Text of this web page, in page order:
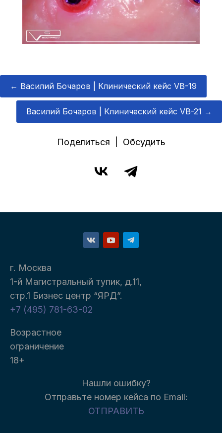
← Василий Бочаров | Клинический кейс VB-19
Василий Бочаров | Клинический кейс VB-21 →
Поделиться | Обсудить
г. Москва
1-й Магистральный тупик, д.11,
стр.1 Бизнес центр “ЯРД”.
+7 (495) 781-63-02
Возрастное
ограничение
18+
Нашли ошибку?
Отправьте номер кейса по Email:
ОТПРАВИТЬ